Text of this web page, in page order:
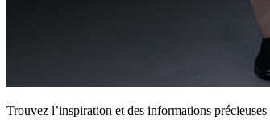
Trouvez l’inspiration et des informations